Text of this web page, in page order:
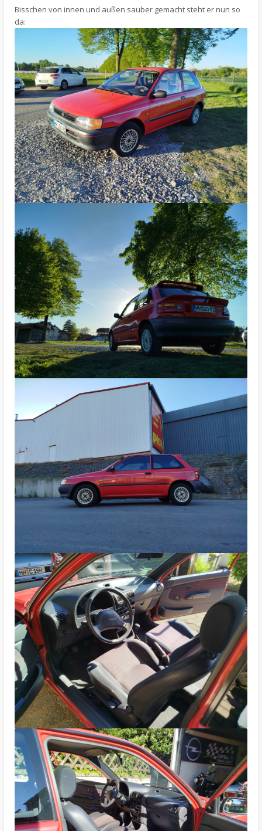
Bisschen von innen und außen sauber gemacht steht er nun so
da: